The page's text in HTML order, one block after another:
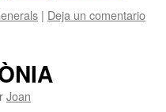
| Deja un comentario
Joan